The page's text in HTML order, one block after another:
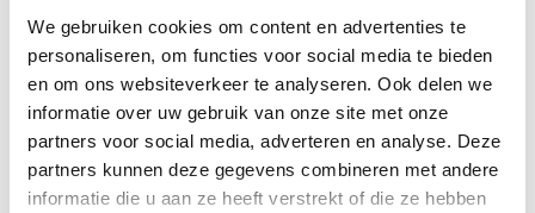
We gebruiken cookies om content en advertenties te
personaliseren, om functies voor social media te bieden
en om ons websiteverkeer te analyseren. Ook delen we
informatie over uw gebruik van onze site met onze
partners voor social media, adverteren en analyse. Deze
partners kunnen deze gegevens combineren met andere
informatie die u aan ze heeft verstrekt of die ze hebben
unseren Stilleinlagen, jetzt auch in
unserem Webshop erhältlich.
✓ Das Gefühl vonmehr Vertrauenund
Selbstbewusstseinwährend Ihrer wunderbaren Mutterzeit.
5Bewertet
mit3
von 5
Bewertet
2
von
(0)
Bewertet
mit
von
(0)
Schreiben Sie eine Rezension